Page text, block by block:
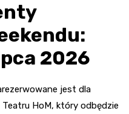
2026
jest dla
HoM, który odbędzie